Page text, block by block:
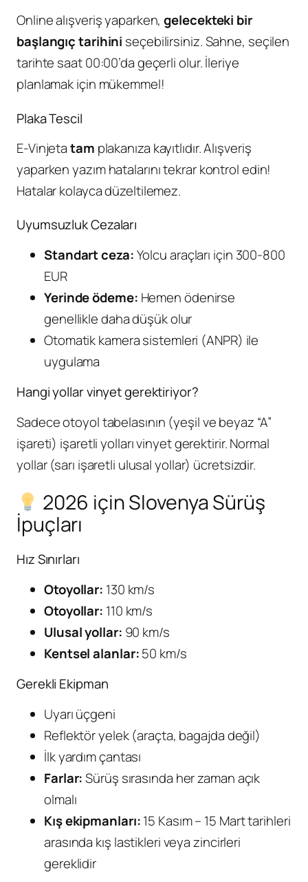
Online alışveriş yaparken,gelecekteki bir
başlangıç tarihini seçebilirsiniz. Sahne, seçilen
tarihte saat 00:00’da geçerli olur. İleriye
planlamak için mükemmel!
Plaka Tescil
E-Vinjetatam plakanıza kayıtlıdır. Alışveriş
yaparken yazım hatalarını tekrar kontrol edin!
Hatalar kolayca düzeltilemez.
Uyumsuzluk Cezaları
Standart ceza:Yolcu araçları için 300-800
EUR
Yerinde ödeme: Hemen ödenirse
genellikle daha düşük olur
Otomatik kamera sistemleri (ANPR) ile
uygulama
Hangi yollar vinyet gerektiriyor?
Sadece otoyol tabelasının (yeşil ve beyaz “A”
işareti) işaretli yolları vinyet gerektirir. Normal
yollar (sarı işaretli ulusal yollar) ücretsizdir.
2026 için Slovenya Sürüş
İpuçları
Hız Sınırları
Otoyollar: 130 km/s
Otoyollar: 110 km/s
Ulusal yollar: 90 km/s
Kentsel alanlar:50 km/s
Gerekli Ekipman
Uyarı üçgeni
Reflektör yelek (araçta, bagajda değil)
İlk yardım çantası
Farlar:Sürüş sırasında her zaman açık
olmalı
Kış ekipmanları:15 Kasım – 15 Mart tarihleri
arasında kış lastikleri veya zincirleri
gereklidir